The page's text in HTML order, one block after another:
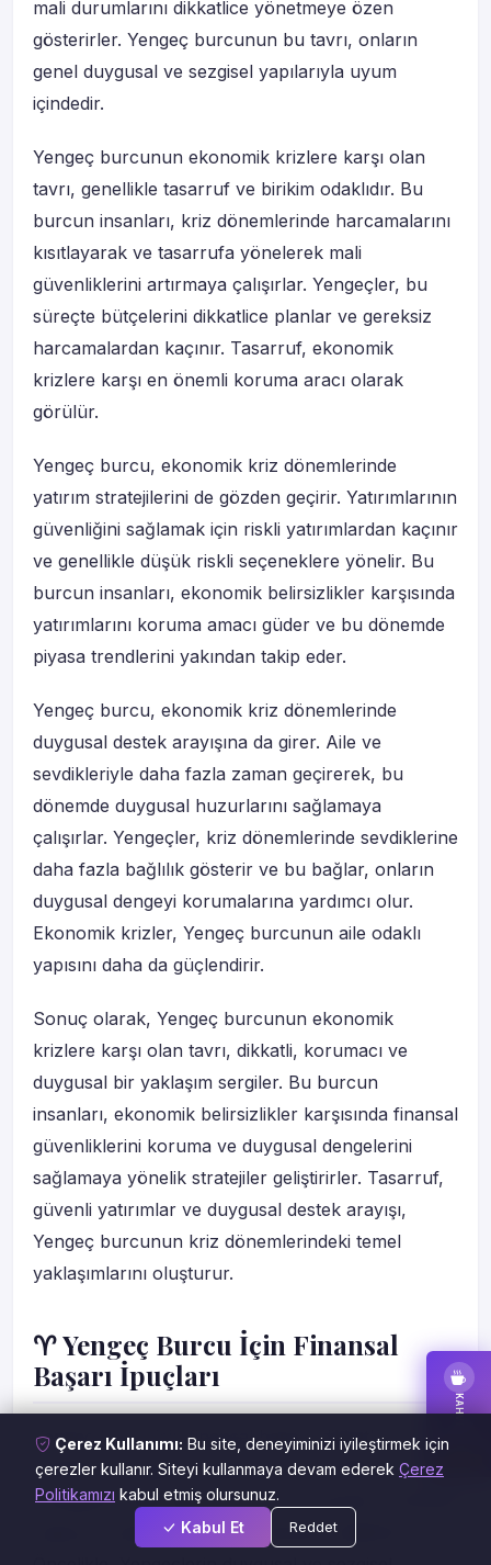
mali durumlarını dikkatlice yönetmeye özen
gösterirler. Yengeç burcunun bu tavrı, onların
genel duygusal ve sezgisel yapılarıyla uyum
içindedir.
Yengeç burcunun ekonomik krizlere karşı olan
tavrı, genellikle tasarruf ve birikim odaklıdır. Bu
burcun insanları, kriz dönemlerinde harcamalarını
kısıtlayarak ve tasarrufa yönelerek mali
güvenliklerini artırmaya çalışırlar. Yengeçler, bu
süreçte bütçelerini dikkatlice planlar ve gereksiz
harcamalardan kaçınır. Tasarruf, ekonomik
krizlere karşı en önemli koruma aracı olarak
görülür.
Yengeç burcu, ekonomik kriz dönemlerinde
yatırım stratejilerini de gözden geçirir. Yatırımlarının
güvenliğini sağlamak için riskli yatırımlardan kaçınır
ve genellikle düşük riskli seçeneklere yönelir. Bu
burcun insanları, ekonomik belirsizlikler karşısında
yatırımlarını koruma amacı güder ve bu dönemde
piyasa trendlerini yakından takip eder.
Yengeç burcu, ekonomik kriz dönemlerinde
duygusal destek arayışına da girer. Aile ve
sevdikleriyle daha fazla zaman geçirerek, bu
dönemde duygusal huzurlarını sağlamaya
çalışırlar. Yengeçler, kriz dönemlerinde sevdiklerine
daha fazla bağlılık gösterir ve bu bağlar, onların
duygusal dengeyi korumalarına yardımcı olur.
Ekonomik krizler, Yengeç burcunun aile odaklı
yapısını daha da güçlendirir.
Sonuç olarak, Yengeç burcunun ekonomik
krizlere karşı olan tavrı, dikkatli, korumacı ve
duygusal bir yaklaşım sergiler. Bu burcun
insanları, ekonomik belirsizlikler karşısında finansal
güvenliklerini koruma ve duygusal dengelerini
sağlamaya yönelik stratejiler geliştirirler. Tasarruf,
güvenli yatırımlar ve duygusal destek arayışı,
Yengeç burcunun kriz dönemlerindeki temel
yaklaşımlarını oluşturur.
♈ Yengeç Burcu İçin Finansal
Başarı İpuçları
Yengeç burcu için finansal başarı, dikkatli
planlama, duygusal denge ve uzun vadeli
stratejilerle elde edilir. Bu burcun insanları, finansal
başarıya ulaşmak için belirli adımlar atabilirler.
KAHVE FALI
Çerez Kullanımı: Bu site, deneyiminizi iyileştirmek için
çerezler kullanır. Siteyi kullanmaya devam ederek Çerez
Politikamızı kabul etmiş olursunuz.
Kabul Et
Reddet